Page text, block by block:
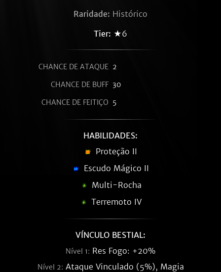
Raridade: Histórico
Tier: ★6
CHANCE DE ATAQUE 2
CHANCE DE BUFF 30
CHANCE DE FEITIÇO 5
HABILIDADES:
Proteção II
Escudo Mágico II
Multi-Rocha
Terremoto IV
VÍNCULO BESTIAL:
Nível 1: Res Fogo: +20%
Nível 2: Ataque Vinculado (5%), Magia